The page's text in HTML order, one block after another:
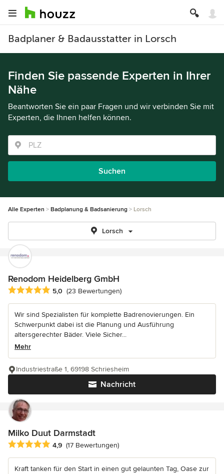
Badplaner & Badausstatter in Lorsch
Finden Sie passende Experten in Ihrer
Nähe
Beantworten Sie ein paar Fragen und wir verbinden Sie mit
Experten, die Ihnen helfen können.
Suchen
Alle Experten Badplanung & Badsanierung Lorsch
Lorsch
Renodom Heidelberg GmbH
Durchschnittliche Bewertung: 5 von 5 Sternen
5,0 (23 Bewertungen)
Wir sind Spezialisten für komplette Badrenovierungen. Ein
Schwerpunkt dabei ist die Planung und Ausführung
altersgerechter Bäder. Viele Sicher...
Mehr
Nachricht
Industriestraße 1, 69198 Schriesheim
Milko Duut Darmstadt
Durchschnittliche Bewertung: 4.9 von 5 Sternen
4,9 (17 Bewertungen)
Kraft tanken für den Start in einen gut gelaunten Tag, Oase zur